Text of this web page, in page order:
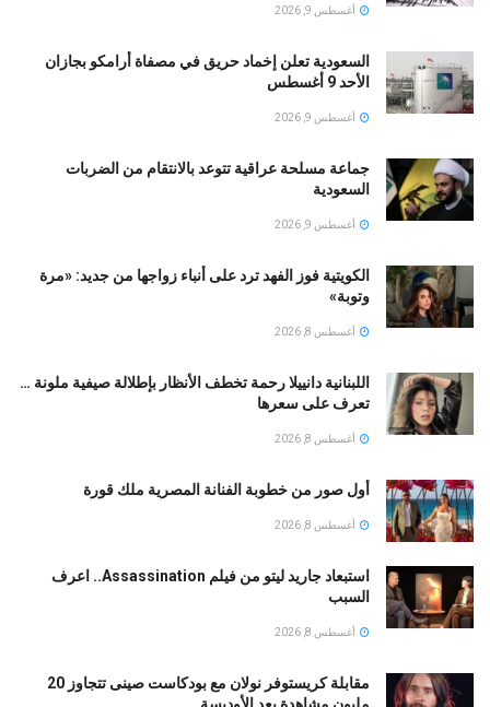
أغسطس 9, 2026
السعودية تعلن إخماد حريق في مصفاة أرامكو بجازان
الأحد 9 أغسطس
أغسطس 9, 2026
جماعة مسلحة عراقية تتوعد بالانتقام من الضربات
السعودية
أغسطس 9, 2026
الكويتية فوز الفهد ترد على أنباء زواجها من جديد: «مرة
وتوبة» ‏
أغسطس 8, 2026
اللبنانية دانييلا رحمة تخطف الأنظار بإطلالة صيفية ملونة …
تعرف على سعرها
أغسطس 8, 2026
أول صور من خطوبة الفنانة المصرية ملك قورة
أغسطس 8, 2026
استبعاد جاريد ليتو من فيلم Assassination.. اعرف
السبب
أغسطس 8, 2026
مقابلة كريستوفر نولان مع بودكاست صينى تتجاوز 20
مليون مشاهدة بعد الأوديسة